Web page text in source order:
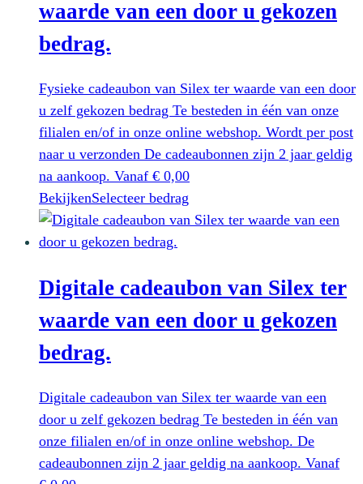
waarde van een door u gekozen
bedrag.
Fysieke cadeaubon van Silex ter waarde van een door
u zelf gekozen bedrag Te besteden in één van onze
filialen en/of in onze online webshop. Wordt per post
naar u verzonden De cadeaubonnen zijn 2 jaar geldig
na aankoop. Vanaf € 0,00
BekijkenSelecteer bedrag
product
variaties.
optie
worden
op
de
productpagina
Digitale cadeaubon van Silex ter
waarde van een door u gekozen
bedrag.
Digitale cadeaubon van Silex ter waarde van een
door u zelf gekozen bedrag Te besteden in één van
onze filialen en/of in onze online webshop. De
cadeaubonnen zijn 2 jaar geldig na aankoop. Vanaf